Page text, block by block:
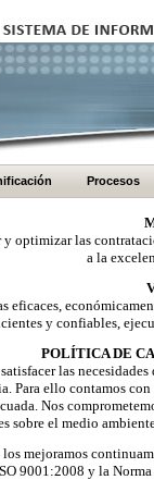
Procesos
optimizar las
a la
eficaces,
y confiables,
POLÍTICA DE
las
Para ello contamos
Nos
sobre el medio
mejoramos
9001:2008 y la